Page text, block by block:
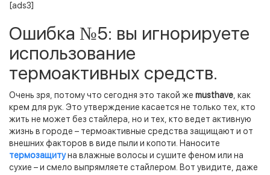
[ads3]
Ошибка №5: вы игнорируете
использование
термоактивных средств.
Очень зря, потому что сегодня это такой же musthave, как
крем для рук. Это утверждение касается не только тех, кто
жить не может без стайлера, но и тех, кто ведет активную
жизнь в городе – термоактивные средства защищают и от
внешних факторов в виде пыли и копоти. Наносите
термозащитуна влажные волосы и сушите феном или на
сухие – и смело выпрямляете стайлером. Вот увидите, даже